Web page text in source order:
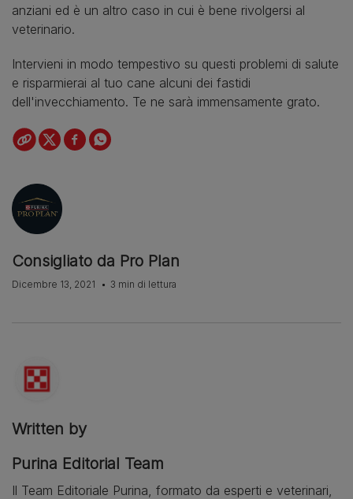
anziani ed è un altro caso in cui è bene rivolgersi al
veterinario.
Intervieni in modo tempestivo su questi problemi di salute
e risparmierai al tuo cane alcuni dei fastidi
dell'invecchiamento. Te ne sarà immensamente grato.
Consigliato da Pro Plan
Dicembre 13, 2021 3 min di lettura
Written by
Purina Editorial Team
Il Team Editoriale Purina, formato da esperti e veterinari,